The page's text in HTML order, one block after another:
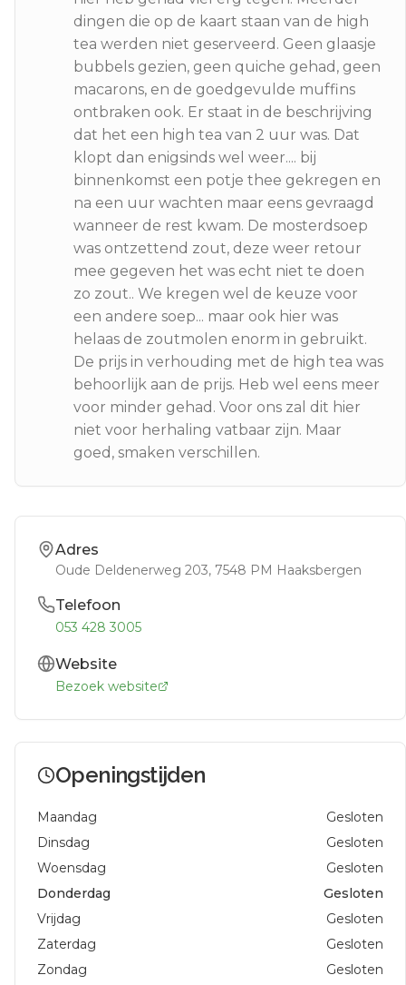
dingen die op de kaart staan van de high
tea werden niet geserveerd. Geen glaasje
bubbels gezien, geen quiche gehad, geen
macarons, en de goedgevulde muffins
ontbraken ook. Er staat in de beschrijving
dat het een high tea van 2 uur was. Dat
klopt dan enigsinds wel weer.... bij
binnenkomst een potje thee gekregen en
na een uur wachten maar eens gevraagd
wanneer de rest kwam. De mosterdsoep
was ontzettend zout, deze weer retour
mee gegeven het was echt niet te doen
zo zout.. We kregen wel de keuze voor
een andere soep... maar ook hier was
helaas de zoutmolen enorm in gebruikt.
De prijs in verhouding met de high tea was
behoorlijk aan de prijs. Heb wel eens meer
voor minder gehad. Voor ons zal dit hier
niet voor herhaling vatbaar zijn. Maar
goed, smaken verschillen.
Adres
Oude Deldenerweg 203, 7548 PM Haaksbergen
Telefoon
053 428 3005
Website
Bezoek website
Openingstijden
Maandag
Gesloten
Dinsdag
Gesloten
Woensdag
Gesloten
Donderdag
Gesloten
Vrijdag
Gesloten
Zaterdag
Gesloten
Zondag
Gesloten